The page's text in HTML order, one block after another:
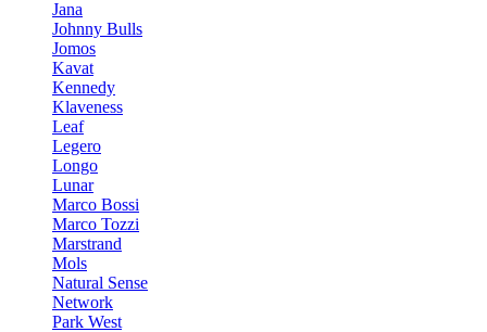
Jana
Johnny Bulls
Jomos
Kavat
Kennedy
Klaveness
Leaf
Legero
Longo
Lunar
Marco Bossi
Marco Tozzi
Marstrand
Mols
Natural Sense
Network
Park West